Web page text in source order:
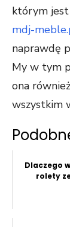
którym jest
mdj-
naprawdę
My w tym
ona
wszystkim
Dlaczego
rolety